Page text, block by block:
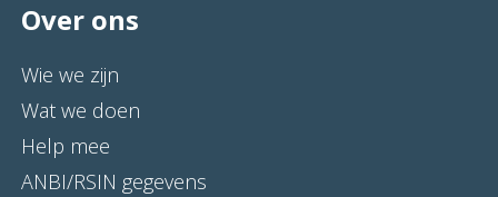
Over ons
Wie we zijn
Wat we doen
Help mee
ANBI/RSIN gegevens